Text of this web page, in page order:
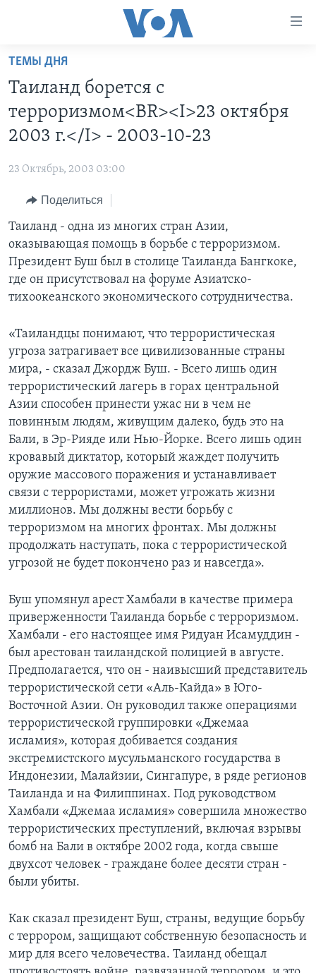
Перейти
основной
контент
Перейти
основной
навигации
Перейти
поиск
ПРОГРАММЫ
ИТОГИ
ПОЧЕМУ ЭТО ВАЖНО?
ДИСКУССИЯ VOA
НЬЮ-ЙОРК NEW YORK
АМЕРИКА. БОЛЬШОЕ ПУТЕШЕСТВИЕ
ПРОЕКТЫ
НАША АМЕРИКАНСКАЯ ИСТОРИЯ
А КАК В АМЕРИКЕ?
АРТЕФАКТЫ
АМЕРИКАНСКИЕ ГОРОДКИ
ТЕСТЫ
ИНТЕРВЬЮ
ФАКТЫ ПРОТИВ ФЕЙКОВ
ЗА СВОБОДУ ПРЕССЫ
УЧИМ АНГЛИЙСКИЙ
ВИДЕО
ПОДПИСКА НА НОВОСТИ
Learning English
СОЦИАЛЬНЫЕ СЕТИ
Языки
ТЕМЫ ДНЯ
Таиланд борется с
терроризмом<BR><I>23 октября
2003 г.</I> - 2003-10-23
23 Октябрь, 2003 03:00
Поделиться
Таиланд - одна из многих стран Азии,
оказывающая помощь в борьбе с терроризмом.
Президент Буш был в столице Таиланда Бангкоке,
где он присутствовал на форуме Азиатско-
тихоокеанского экономического сотрудничества.
«Таиландцы понимают, что террористическая
угроза затрагивает все цивилизованные страны
мира, - сказал Джордж Буш. - Всего лишь один
террористический лагерь в горах центральной
Азии способен принести ужас ни в чем не
повинным людям, живущим далеко, будь это на
Бали, в Эр-Рияде или Нью-Йорке. Всего лишь один
кровавый диктатор, который жаждет получить
оружие массового поражения и устанавливает
связи с террористами, может угрожать жизни
миллионов. Мы должны вести борьбу с
терроризмом на многих фронтах. Мы должны
продолжать наступать, пока с террористической
угрозой не будет покончено раз и навсегда».
Буш упомянул арест Хамбали в качестве примера
приверженности Таиланда борьбе с терроризмом.
Хамбали - его настоящее имя Ридуан Исамуддин -
был арестован таиландской полицией в августе.
Предполагается, что он - наивысший представитель
террористической сети «Аль-Кайда» в Юго-
Восточной Азии. Он руководил также операциями
террористической группировки «Джемаа
исламия», которая добивается создания
экстремистского мусульманского государства в
Индонезии, Малайзии, Сингапуре, в ряде регионов
Таиланда и на Филиппинах. Под руководством
Хамбали «Джемаа исламия» совершила множество
террористических преступлений, включая взрывы
бомб на Бали в октябре 2002 года, когда свыше
двухсот человек - граждане более десяти стран -
были убиты.
Как сказал президент Буш, страны, ведущие борьбу
с террором, защищают собственную безопасность и
мир для всего человечества. Таиланд обещал